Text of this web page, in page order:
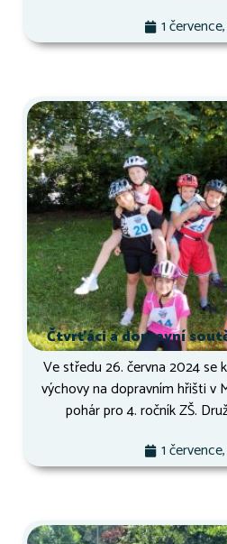
1
Čtvrťáci a dopravní
Ve středu 26. června 2024 se
výchovy na dopravním hřišti v
pohár pro 4. ročník ZŠ.
1